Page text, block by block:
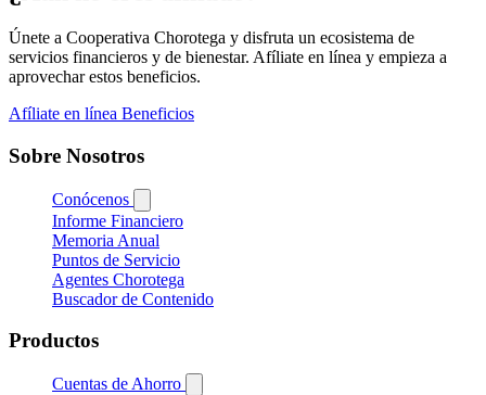
Únete a Cooperativa Chorotega y disfruta un ecosistema de
servicios financieros y de bienestar. Afíliate en línea y empieza a
aprovechar estos beneficios.
Afíliate en línea Beneficios
Sobre Nosotros
Conócenos
Informe Financiero
Memoria Anual
Puntos de Servicio
Agentes Chorotega
Buscador de Contenido
Productos
Cuentas de Ahorro